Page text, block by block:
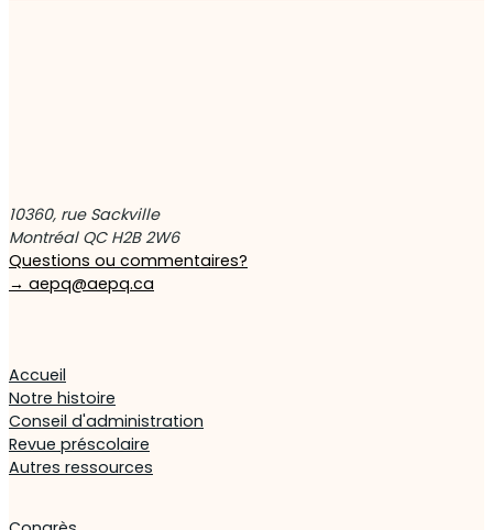
10360, rue Sackville
Montréal QC H2B 2W6
Questions ou commentaires?
→ aepq@aepq.ca
Accueil
Notre histoire
Conseil d'administration
Revue préscolaire
Autres ressources